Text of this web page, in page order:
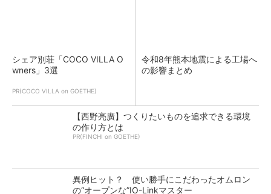
シェア別荘「COCO VILLA O
wners」3選
PR(COCO VILLA on GOETHE)
令和8年熊本地震による工場へ
の影響まとめ
【西野亮廣】つくりたいものを追求できる環境
の作り方とは
PR(FINCHI on GOETHE)
異例ヒット？ 使い勝手にこだわったオムロン
の“オープンな”IO-Linkマスター